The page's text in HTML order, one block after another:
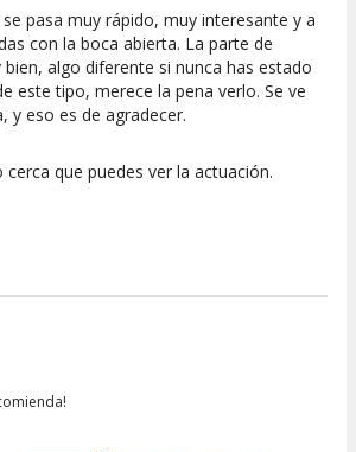
10
Puesta en
Escena
10
Interpretación
artística
pasa muy rápido, muy interesante y a
con la boca abierta. La parte de
algo diferente si nunca has estado
este tipo, merece la pena verlo. Se ve
y eso es de agradecer.
cerca que puedes ver la actuación.